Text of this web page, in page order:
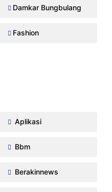
Damkar Bungbulang
Fashion
Aplikasi
Bbm
Berakinnews